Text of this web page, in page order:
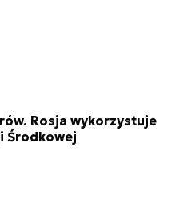
Rosja wykorzystuje
Środkowej